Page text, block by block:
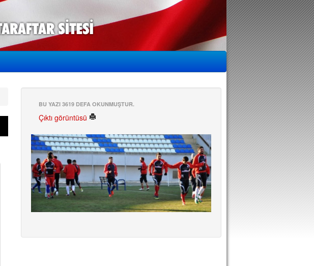
BU YAZI 3619 DEFA OKUNMUŞTUR.
Çıktı görüntüsü